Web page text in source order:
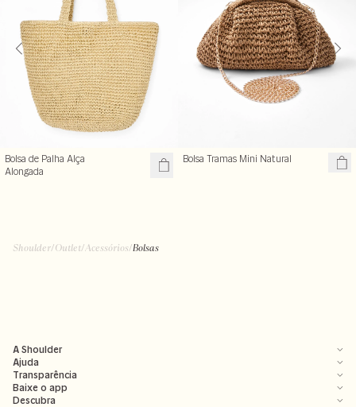
Bolsa de Palha Alça
Alongada
Bolsa Tramas Mini Natural
Shoulder/Outlet/ Acessórios/Bolsas
A Shoulder
Ajuda
Transparência
Baixe o app
Descubra